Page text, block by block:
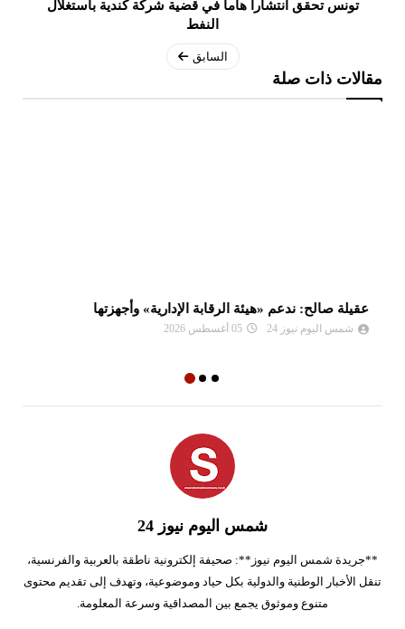
تونس تحقق انتشارا هاما في قضية شركة كندية باستغلال
النفط
السابق
مقالات ذات صلة
عقيلة صالح: ندعم «هيئة الرقابة الإدارية» وأجهزتها
شمس اليوم نيوز 24 05 أغسطس 2026
شمس اليوم نيوز 24
**جريدة شمس اليوم نيوز**: صحيفة إلكترونية ناطقة بالعربية والفرنسية،
تنقل الأخبار الوطنية والدولية بكل حياد وموضوعية، وتهدف إلى تقديم محتوى
متنوع وموثوق يجمع بين المصداقية وسرعة المعلومة.